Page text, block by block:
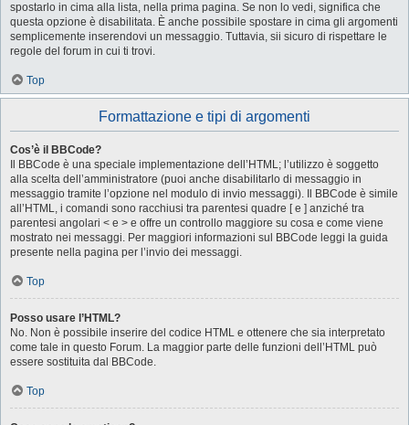
spostarlo in cima alla lista, nella prima pagina. Se non lo vedi, significa che
questa opzione è disabilitata. È anche possibile spostare in cima gli argomenti
semplicemente inserendovi un messaggio. Tuttavia, sii sicuro di rispettare le
regole del forum in cui ti trovi.
Top
Formattazione e tipi di argomenti
Cos’è il BBCode?
Il BBCode è una speciale implementazione dell’HTML; l’utilizzo è soggetto
alla scelta dell’amministratore (puoi anche disabilitarlo di messaggio in
messaggio tramite l’opzione nel modulo di invio messaggi). Il BBCode è simile
all’HTML, i comandi sono racchiusi tra parentesi quadre [ e ] anziché tra
parentesi angolari < e > e offre un controllo maggiore su cosa e come viene
mostrato nei messaggi. Per maggiori informazioni sul BBCode leggi la guida
presente nella pagina per l’invio dei messaggi.
Top
Posso usare l’HTML?
No. Non è possibile inserire del codice HTML e ottenere che sia interpretato
come tale in questo Forum. La maggior parte delle funzioni dell’HTML può
essere sostituita dal BBCode.
Top